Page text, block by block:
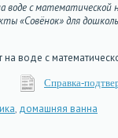
с математической
«Совёнок» для
воде с
Справка-
, домашняя ванна